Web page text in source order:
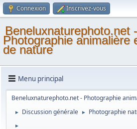
Connexion Inscrivez-vous
Beneluxnaturephoto.net -
Photographie animalière
de nature
Menu principal
Beneluxnaturephoto.net - Photographie
► Discussion générale ► Photographie
►